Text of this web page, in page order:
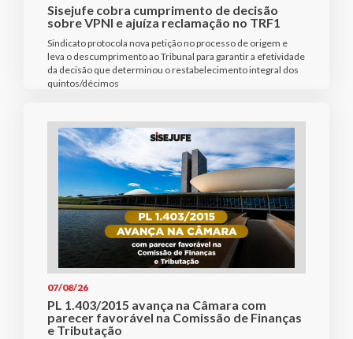
Sisejufe cobra cumprimento de decisão
sobre VPNI e ajuíza reclamação no TRF1
Sindicato protocola nova petição no processo de origem e
leva o descumprimento ao Tribunal para garantir a efetividade
da decisão que determinou o restabelecimento integral dos
quintos/décimos
07/08/26
PL 1.403/2015 avança na Câmara com
parecer favorável na Comissão de Finanças
e Tributação